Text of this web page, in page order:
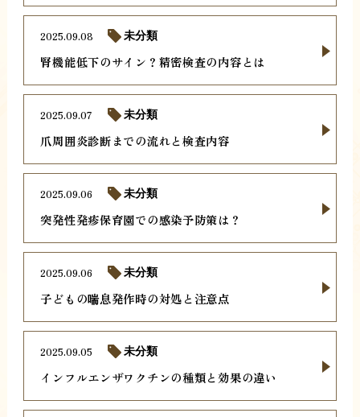
腎機能低下のサイン？精密検査の内容とは
2025.09.08 未分類
爪周囲炎診断までの流れと検査内容
2025.09.07 未分類
突発性発疹保育園での感染予防策は？
2025.09.06 未分類
子どもの喘息発作時の対処と注意点
2025.09.06 未分類
インフルエンザワクチンの種類と効果の違い
2025.09.05 未分類